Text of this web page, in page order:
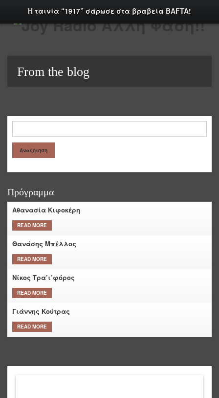
Η ταινία “1917” σάρωσε στα βραβεία BAFTA!
From the blog
Πρόγραμμα
Αθανασία Κιφοκέρη
READ MORE
Θανάσης Μπέλλος
READ MORE
Νίκος Τρα’ι’φόρος
READ MORE
Γιάννης Κούτρας
READ MORE